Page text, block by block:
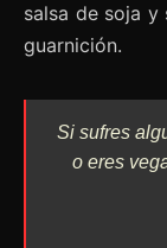
salsa de soja y
guarnición.
Si sufres
o eres